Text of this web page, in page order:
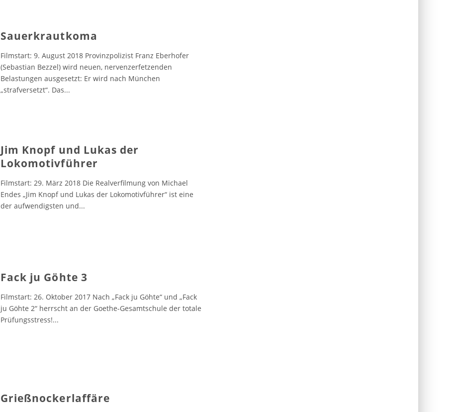
Sauerkrautkoma
Filmstart: 9. August 2018 Provinzpolizist Franz Eberhofer
(Sebastian Bezzel) wird neuen, nervenzerfetzenden
Belastungen ausgesetzt: Er wird nach München
„strafversetzt“. Das...
Jim Knopf und Lukas der
Lokomotivführer
Filmstart: 29. März 2018 Die Realverfilmung von Michael
Endes „Jim Knopf und Lukas der Lokomotivführer“ ist eine
der aufwendigsten und...
Fack ju Göhte 3
Filmstart: 26. Oktober 2017 Nach „Fack ju Göhte“ und „Fack
ju Göhte 2“ herrscht an der Goethe-Gesamtschule der totale
Prüfungsstress!...
Grießnockerlaffäre